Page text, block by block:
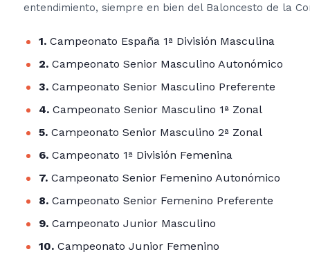
entendimiento, siempre en bien del Baloncesto de la
1. Campeonato España 1ª División Masculina
2. Campeonato Senior Masculino Autonómico
3. Campeonato Senior Masculino Preferente
4. Campeonato Senior Masculino 1ª Zonal
5. Campeonato Senior Masculino 2ª Zonal
6. Campeonato 1ª División Femenina
7. Campeonato Senior Femenino Autonómico
8. Campeonato Senior Femenino Preferente
9. Campeonato Junior Masculino
10. Campeonato Junior Femenino